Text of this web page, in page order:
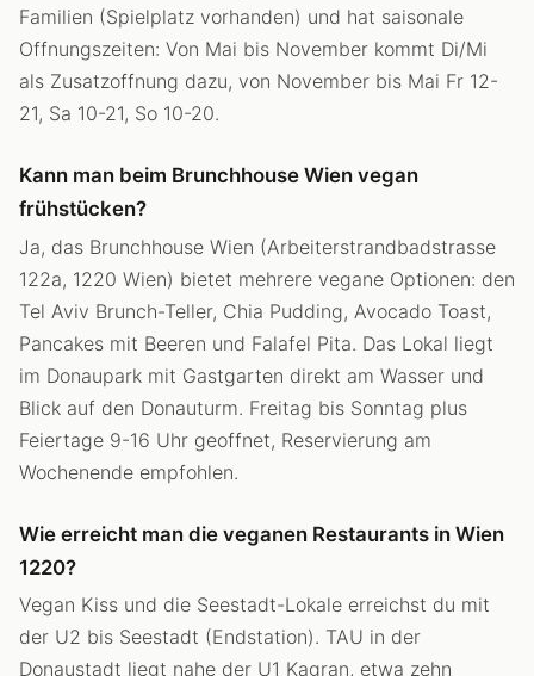
Familien (Spielplatz vorhanden) und hat saisonale
Offnungszeiten: Von Mai bis November kommt Di/Mi
als Zusatzoffnung dazu, von November bis Mai Fr 12-
21, Sa 10-21, So 10-20.
Kann man beim Brunchhouse Wien vegan
frühstücken?
Ja, das Brunchhouse Wien (Arbeiterstrandbadstrasse
122a, 1220 Wien) bietet mehrere vegane Optionen: den
Tel Aviv Brunch-Teller, Chia Pudding, Avocado Toast,
Pancakes mit Beeren und Falafel Pita. Das Lokal liegt
im Donaupark mit Gastgarten direkt am Wasser und
Blick auf den Donauturm. Freitag bis Sonntag plus
Feiertage 9-16 Uhr geoffnet, Reservierung am
Wochenende empfohlen.
Wie erreicht man die veganen Restaurants in Wien
1220?
Vegan Kiss und die Seestadt-Lokale erreichst du mit
der U2 bis Seestadt (Endstation). TAU in der
Donaustadt liegt nahe der U1 Kagran, etwa zehn